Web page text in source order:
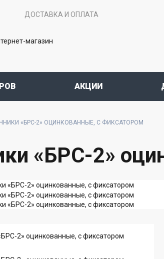
ДОСТАВКА И ОПЛАТА
АКЦИИ
«БРС-2» ОЦИНКОВАННЫЕ, С ФИКСАТОРОМ
«БРС-2»